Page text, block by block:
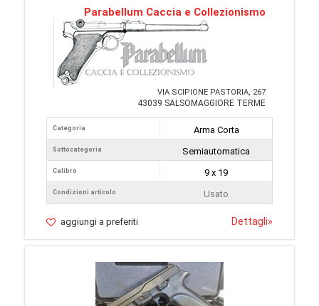
Parabellum Caccia e Collezionismo
VIA SCIPIONE PASTORIA, 267
43039 SALSOMAGGIORE TERME
Categoria
Sottocategoria
Calibro
Condizioni articolo
Arma Corta
Semiautomatica
9 x 19
Usato
aggiungi a preferiti Dettagli»